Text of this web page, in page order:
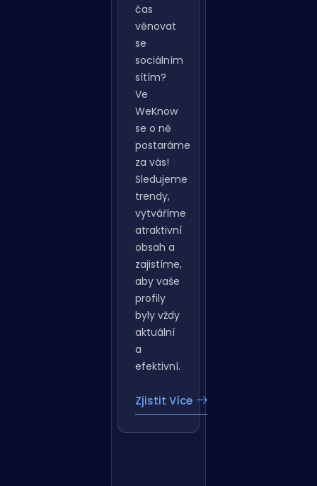
čas
věnovat
se
sociálním
sítím?
Ve
WeKnow
se o ně
postaráme
za vás!
Sledujeme
trendy,
vytváříme
atraktivní
obsah a
zajistíme,
aby vaše
profily
byly vždy
aktuální
a
efektivní.
Zjistit Více